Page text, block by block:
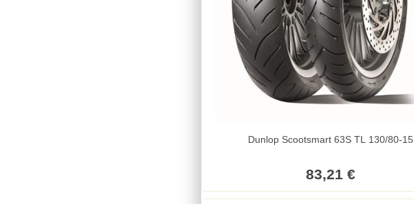
Dunlop Scootsmart 63S TL 130/80-15
83,21 €